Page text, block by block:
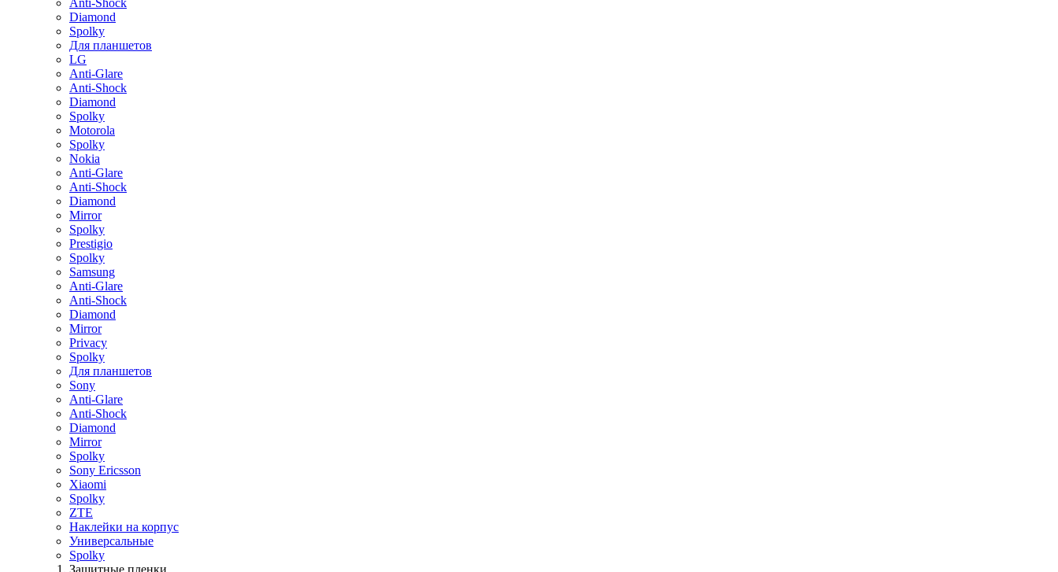
Anti-Shock
Diamond
Spolky
Для планшетов
LG
Anti-Glare
Anti-Shock
Diamond
Spolky
Motorola
Spolky
Nokia
Anti-Glare
Anti-Shock
Diamond
Mirror
Spolky
Prestigio
Spolky
Samsung
Anti-Glare
Anti-Shock
Diamond
Mirror
Privacy
Spolky
Для планшетов
Sony
Anti-Glare
Anti-Shock
Diamond
Mirror
Spolky
Sony Ericsson
Xiaomi
Spolky
ZTE
Наклейки на корпус
Универсальные
Spolky